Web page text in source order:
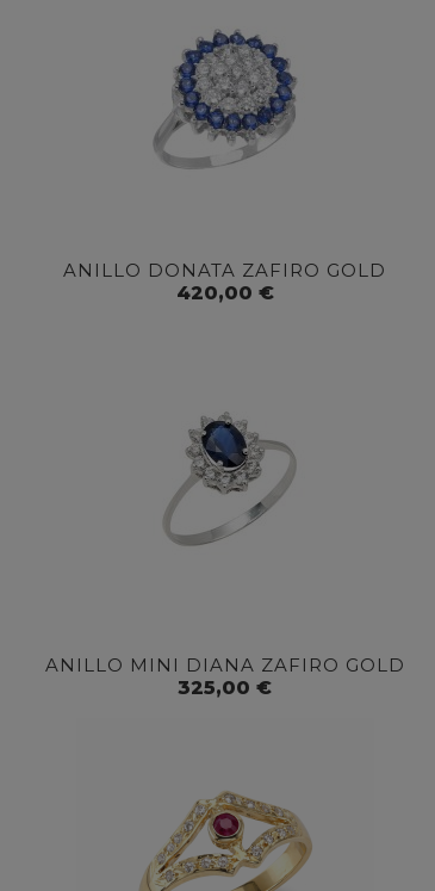
ANILLO DONATA ZAFIRO GOLD
420,00 €
ANILLO MINI DIANA ZAFIRO GOLD
325,00 €